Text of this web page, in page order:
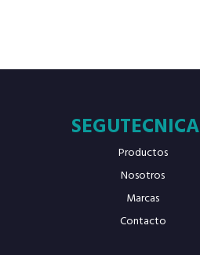
SEGUTECNICA
Productos
Nosotros
Marcas
Contacto